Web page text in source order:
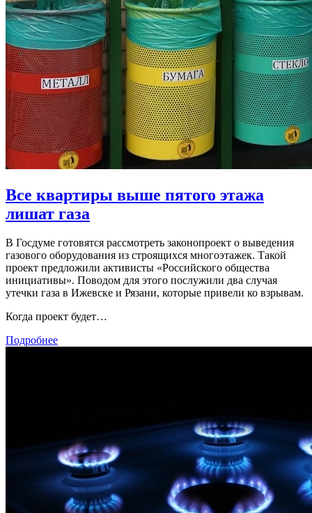
Все квартиры выше пятого этажа
лишат газа
В Госдуме готовятся рассмотреть законопроект о выведения
газового оборудования из строящихся многоэтажек. Такой
проект предложили активисты «Российского общества
инициативы». Поводом для этого послужили два случая
утечки газа в Ижевске и Рязани, которые привели ко взрывам.
Когда проект будет…
Подробнее